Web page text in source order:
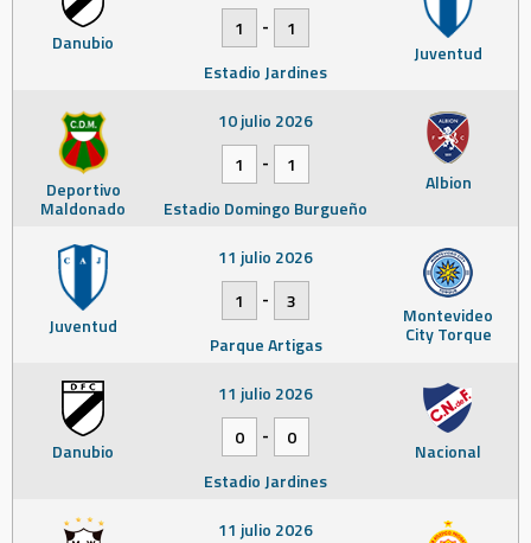
Danubio Juventud
1
-
1
Estadio Jardines
Deportivo
Maldonado
Albion
10 julio 2026
1
-
1
Estadio Domingo Burgueño
Juventud Montevideo
City Torque
11 julio 2026
1
-
3
Parque Artigas
Danubio Nacional
11 julio 2026
0
-
0
Estadio Jardines
11 julio 2026